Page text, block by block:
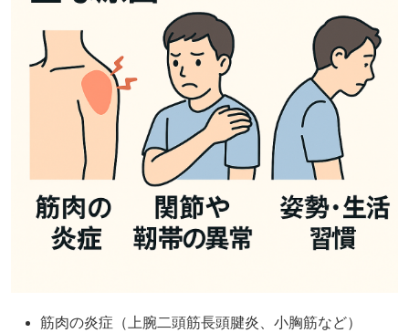
筋肉の炎症（上腕二頭筋長頭腱炎、小胸筋など）